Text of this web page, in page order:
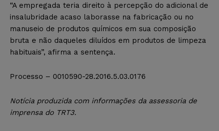
“A empregada teria direito à percepção do adicional de
insalubridade acaso laborasse na fabricação ou no
manuseio de produtos químicos em sua composição
bruta e não daqueles diluídos em produtos de limpeza
habituais”, afirma a sentença.
Processo – 0010590-28.2016.5.03.0176
Notícia produzida com informações da assessoria de
imprensa do TRT3.